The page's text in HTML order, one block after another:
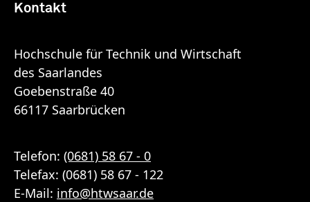
Kontakt
Hochschule für Technik und Wirtschaft
des Saarlandes
Goebenstraße 40
66117 Saarbrücken
Telefon: (0681) 58 67 - 0
Telefax: (0681) 58 67 - 122
E-Mail: info@htwsaar.de